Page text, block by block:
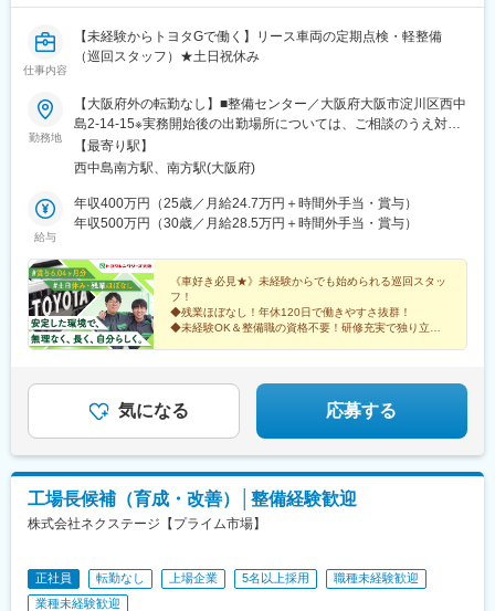
公津の杜駅、羽犬塚駅、信濃国分寺駅、大須観音駅、長沼駅(静岡
県)、京成幕張駅、赤迫駅、本郷駅(愛知県)、センター北駅、要町
上前津駅、知寄町一丁目駅
仕事内容
【未経験からトヨタGで働く】リース車両の定期点検・軽整備
（巡回スタッフ）★土日祝休み
勤務地
【大阪府外の転勤なし】■整備センター／大阪府大阪市淀川区西中
島2-14-15※実務開始後の出勤場所については、ご相談のうえ対応
します。（大阪府内のトヨタレンタカーの各店舗）＊アクセス ・
大阪メトロ御堂筋線「西中島南方駅」より徒歩6分・阪急電鉄「南
【最寄り駅】
西中島南方駅、南方駅(大阪府)
給与
年収400万円（25歳／月給24.7万円＋時間外手当・賞与）
年収500万円（30歳／月給28.5万円＋時間外手当・賞与）
《車好き必見★》未経験からでも始められる巡回スタッ
フ！
◆残業ほぼなし！年休120日で働きやすさ抜群！
◆未経験OK＆整備職の資格不要！研修充実で独り立ち
気になる 応募する
工場長候補（育成・改善）│整備経験歓迎
株式会社ネクステージ【プライム市場】
正社員 転勤なし 上場企業 5名以上採用
職種未経験歓迎
業種未経験歓迎